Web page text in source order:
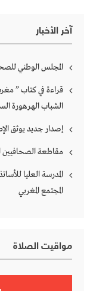
آخر الأخبار
المجلس الوطني
قراءة في كتاب ”
الشباب الهرهورة
إصدار جديد يوثق
مقاطعة الصحافيين
المدرسة العليا
المجتمع المغربي
مواقيت الصلاة